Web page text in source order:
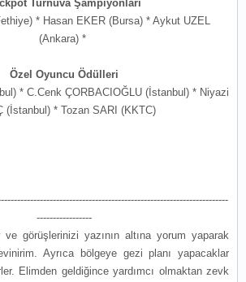
Turnuva Şampiyonları
* Hasan EKER (Bursa) * Aykut UZEL
(Ankara) *
Özel Oyuncu Ödülleri
* C.Cenk ÇORBACIOĞLU (İstanbul) * Niyazi
(İstanbul) * Tozan SARI (KKTC)
-----------------
ve görüşlerinizi yazının altına yorum yaparak
Ayrıca bölgeye gezi planı yapacaklar
Elimden geldiğince yardımcı olmaktan zevk